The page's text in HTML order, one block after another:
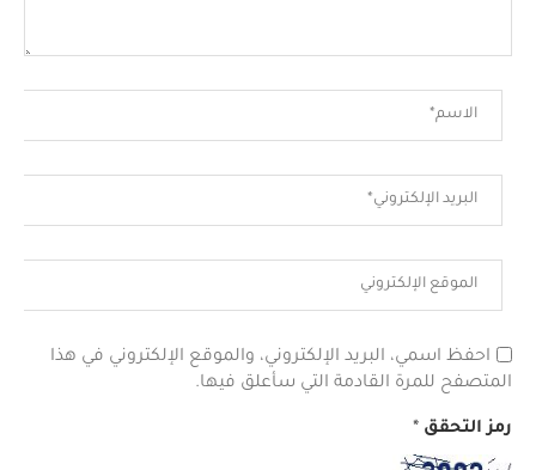
احفظ اسمي، البريد الإلكتروني، والموقع الإلكتروني في هذا
المتصفح للمرة القادمة التي سأعلق فيها.
رمز التحقق *